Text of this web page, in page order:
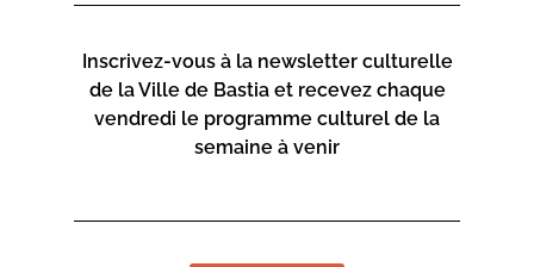
Inscrivez-vous à la newsletter culturelle
de la Ville de Bastia et recevez chaque
vendredi le programme culturel de la
semaine à venir